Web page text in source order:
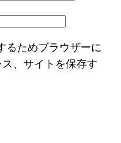
るためブラウザーに
、サイトを保存す